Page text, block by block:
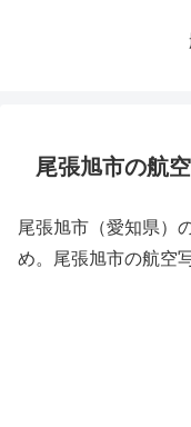
尾張旭市の航
尾張旭市（愛知県）
め。尾張旭市の航空